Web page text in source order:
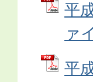
平
ァ
平